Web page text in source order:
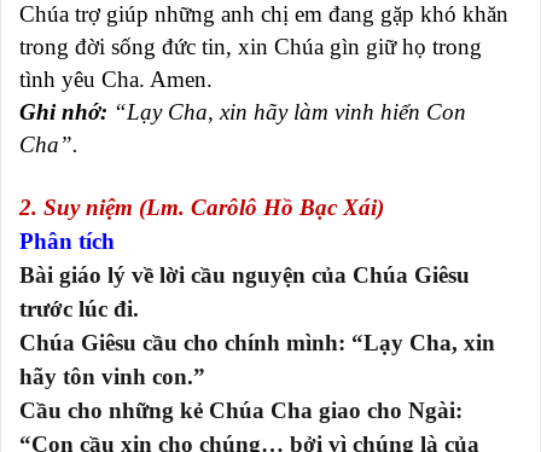
Chúa trợ giúp những anh chị em đang gặp khó khăn
trong đời sống đức tin, xin Chúa gìn giữ họ trong
tình yêu Cha. Amen.
Ghi nhớ: “Lạy Cha, xin hãy làm vinh hiển Con
Cha”.
2. Suy niệm (Lm. Carôlô Hồ Bạc Xái)
Phân tích
Bài giáo lý về lời cầu nguyện của Chúa Giêsu
trước lúc đi.
Chúa Giêsu cầu cho chính mình: “Lạy Cha, xin
hãy tôn vinh con.”
Cầu cho những kẻ Chúa Cha giao cho Ngài:
“Con cầu xin cho chúng… bởi vì chúng là của